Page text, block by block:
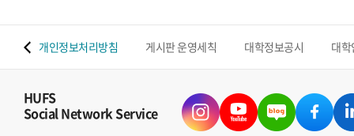
개인정보처리방침 게시판 운영세칙 대학정보공시 대
HUFS
Social Network Service